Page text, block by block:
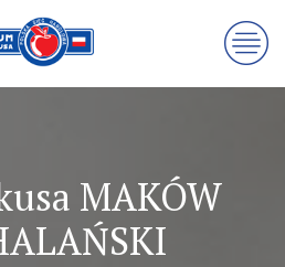
MAKÓW